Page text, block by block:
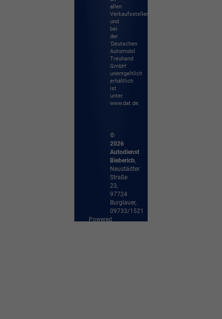
allen
Verkaufsstellen
und
bei
der
'Deutschen
Automobil
Treuhand
GmbH'
unentgeltlich
erhältlich
ist
unter
www.dat.de.
©
2026
Autodienst
Bieberich
Neustädter
Straße
23
97724
Burglauer,
09733/1521
Powered